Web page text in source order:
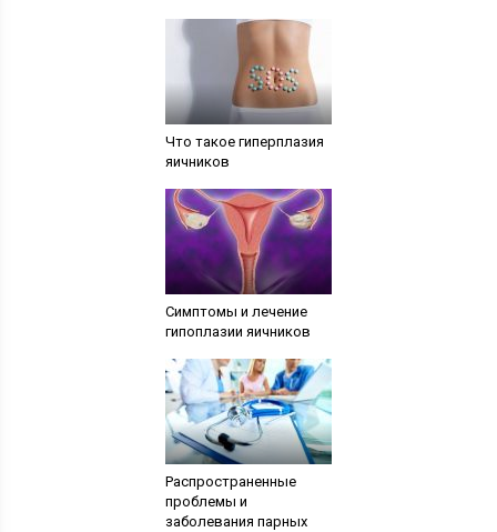
Что такое гиперплазия
яичников
Симптомы и лечение
гипоплазии яичников
Распространенные
проблемы и
заболевания парных